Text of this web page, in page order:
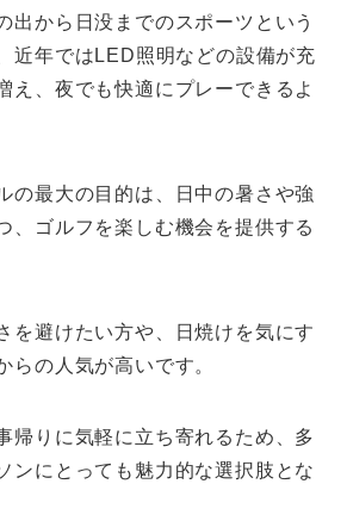
出から日没までのスポーツという
近年ではLED照明などの設備が充
え、夜でも快適にプレーできるよ
の最大の目的は、日中の暑さや強
、ゴルフを楽しむ機会を提供する
を避けたい方や、日焼けを気にす
らの人気が高いです。
帰りに気軽に立ち寄れるため、多
ンにとっても魅力的な選択肢とな